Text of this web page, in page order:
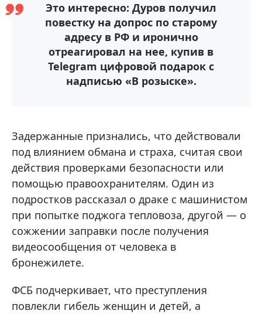
Это интересно: Дуров получил
повестку на допрос по старому
адресу в РФ и иронично
отреагировал на нее, купив в
Telegram цифровой подарок с
надписью «В розыске».
Задержанные признались, что действовали
под влиянием обмана и страха, считая свои
действия проверками безопасности или
помощью правоохранителям. Один из
подростков рассказал о драке с машинистом
при попытке поджога тепловоза, другой — о
сожжении заправки после получения
видеосообщения от человека в
бронежилете.
ФСБ подчеркивает, что преступления
повлекли гибель женщин и детей, а